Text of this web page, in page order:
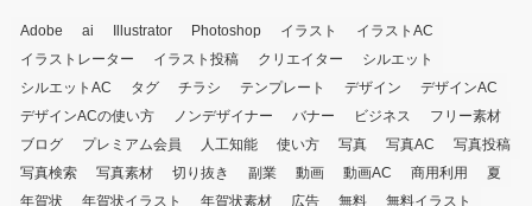
Adobe ai Illustrator Photoshop イラスト
イラストAC
イラストレーター
イラスト投稿 クリエイター
シルエット
シルエットAC
タグ チラシ テンプレート デザイン
デザインAC
デザインACの使い方
ノンデザイナー バナー ビジネス
フリー素材
ブログ
プレミアム会員 人工知能 使い方 写真 写真AC
写真投稿
写真検索
写真素材 切り抜き 副業 動画 動画AC 商用利用
夏
年賀状
年賀状イラスト 年賀状素材 広告 無料
無料イラスト